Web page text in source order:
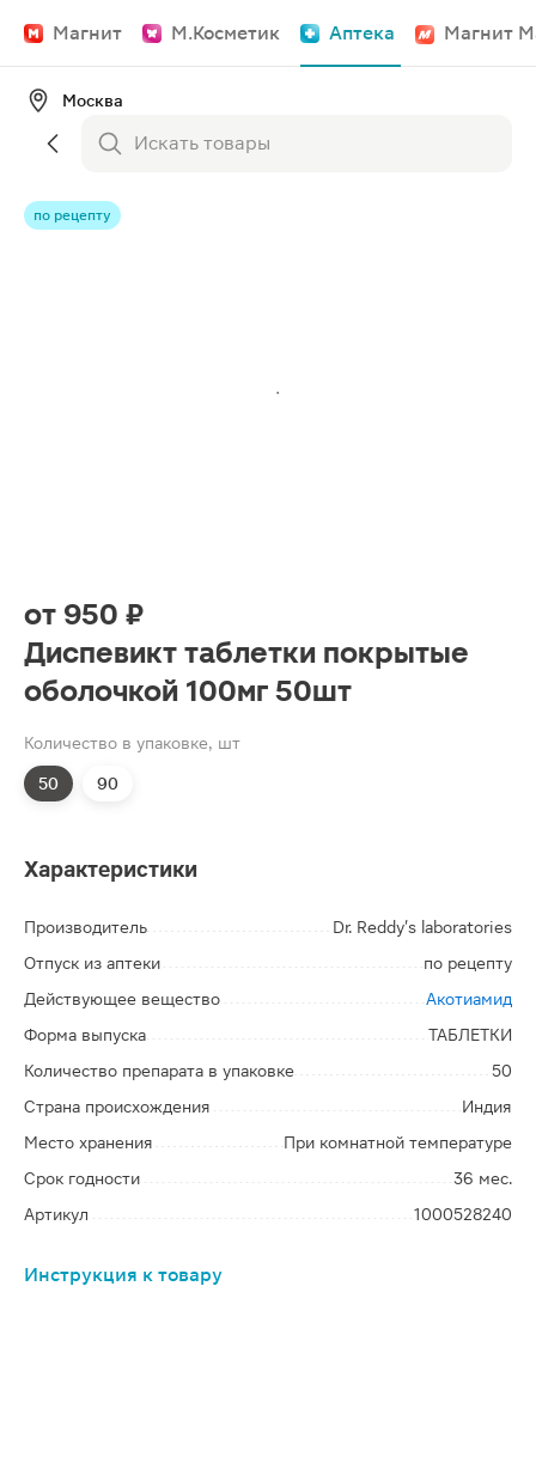
Магнит М.Косметик Аптека Магнит
Москва
по рецепту
от 950 ₽
Диспевикт таблетки покрытые
оболочкой 100мг 50шт
Количество в упаковке, шт
50 90
Характеристики
Производитель
Dr. Reddy's laboratories
Отпуск из аптеки
по рецепту
Действующее вещество
Акотиамид
Форма выпуска
ТАБЛЕТКИ
Количество препарата в упаковке
50
Страна происхождения
Индия
Место хранения
При комнатной температуре
Срок годности
36 мес.
Артикул
1000528240
Инструкция к товару